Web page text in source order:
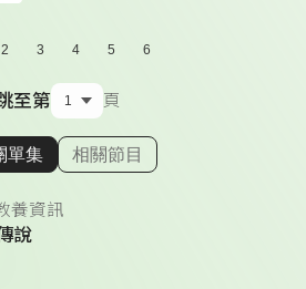
2 3 4 5 6
至第 頁
顯示相關單集
單集 相關節目
養資訊
說